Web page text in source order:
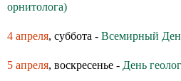
орнитолога)
4 апреля, суббота - Всемирный
5 апреля, воскресенье - День